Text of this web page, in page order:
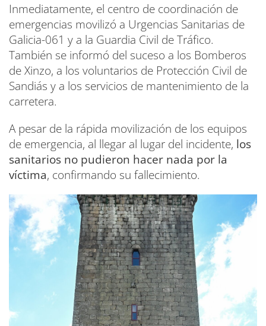
Inmediatamente, el centro de coordinación de
emergencias movilizó a Urgencias Sanitarias de
Galicia-061 y a la Guardia Civil de Tráfico.
También se informó del suceso a los Bomberos
de Xinzo, a los voluntarios de Protección Civil de
Sandiás y a los servicios de mantenimiento de la
carretera.
A pesar de la rápida movilización de los equipos
de emergencia, al llegar al lugar del incidente, los
sanitarios no pudieron hacer nada por la
víctima, confirmando su fallecimiento.